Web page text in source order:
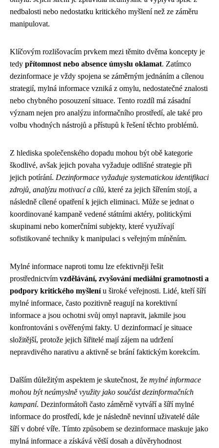
nedbalosti nebo nedostatku kritického myšlení než ze záměru
manipulovat.
Klíčovým rozlišovacím prvkem mezi těmito dvěma koncepty je
tedy přítomnost nebo absence úmyslu oklamat. Zatímco
dezinformace je vždy spojena se záměrným jednáním a cílenou
strategií, mylná informace vzniká z omylu, nedostatečné znalosti
nebo chybného posouzení situace. Tento rozdíl má zásadní
význam nejen pro analýzu informačního prostředí, ale také pro
volbu vhodných nástrojů a přístupů k řešení těchto problémů.
Z hlediska společenského dopadu mohou být obě kategorie
škodlivé, avšak jejich povaha vyžaduje odlišné strategie při
jejich potírání. Dezinformace vyžaduje systematickou identifikaci
zdrojů, analýzu motivací a cílů, které za jejich šířením stojí, a
následně cílené opatření k jejich eliminaci. Může se jednat o
koordinované kampaně vedené státními aktéry, politickými
skupinami nebo komerčními subjekty, které využívají
sofistikované techniky k manipulaci s veřejným míněním.
Mylné informace naproti tomu lze efektivněji řešit
prostřednictvím vzdělávání, zvyšování mediální gramotnosti a
podpory kritického myšleníu široké veřejnosti. Lidé, kteří šíří
mylné informace, často pozitivně reagují na korektivní
informace a jsou ochotni svůj omyl napravit, jakmile jsou
konfrontováni s ověřenými fakty. U dezinformací je situace
složitější, protože jejich šiřitelé mají zájem na udržení
nepravdivého narativu a aktivně se brání faktickým korekcím.
Dalším důležitým aspektem je skutečnost, že mylné informace
mohou být neúmyslně využity jako součást dezinformačních
kampaní. Dezinformátoři často záměrně vytváří a šíří mylné
informace do prostředí, kde je následně nevinní uživatelé dále
šíří v dobré víře. Tímto způsobem se dezinformace maskuje jako
mylná informace a získává větší dosah a důvěryhodnost